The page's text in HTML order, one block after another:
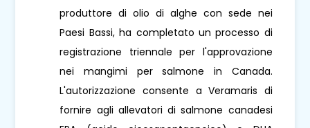
produttore di olio di alghe con sede nei
Paesi Bassi, ha completato un processo di
registrazione triennale per l'approvazione
nei mangimi per salmone in Canada.
L'autorizzazione consente a Veramaris di
fornire agli allevatori di salmone canadesi